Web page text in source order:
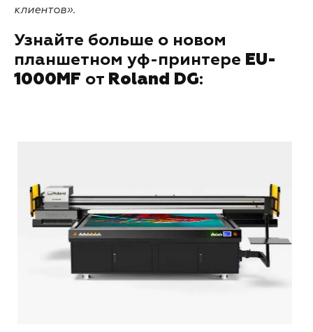
клиентов».
Узнайте больше о новом
планшетном уф-принтере EU-
1000MF от Roland DG: